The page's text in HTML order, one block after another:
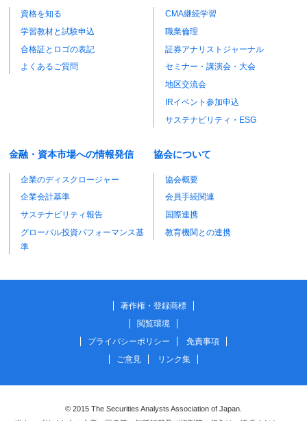
資格を知る
学習教材と試験申込
合格証とロゴの表記
よくあるご質問
CMA継続学習
職業倫理
証券アナリストジャーナル
セミナー・講演会・大会
地区交流会
IRイベント参加申込
サステナビリティ・ESG
金融・資本市場への情報発信
企業のディスクロージャー
企業会計基準
サステナビリティ報告
グローバル投資パフォーマンス基
準
協会について
協会概要
会員手続関連
国際連携
教育機関との連携
著作権・登録商標
閲覧環境
プライバシーポリシー
免責事項
ご意見
リンク集
© 2015 The Securities Analysts Association of Japan.